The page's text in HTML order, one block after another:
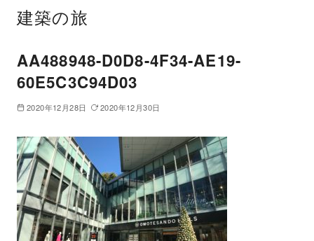
建築の旅
AA488948-D0D8-4F34-AE19-
60E5C3C94D03
2020年12月28日 2020年12月30日